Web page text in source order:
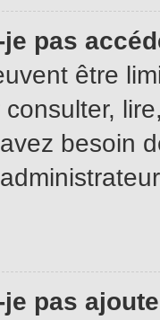
pas
être
consulter,
besoin
pas